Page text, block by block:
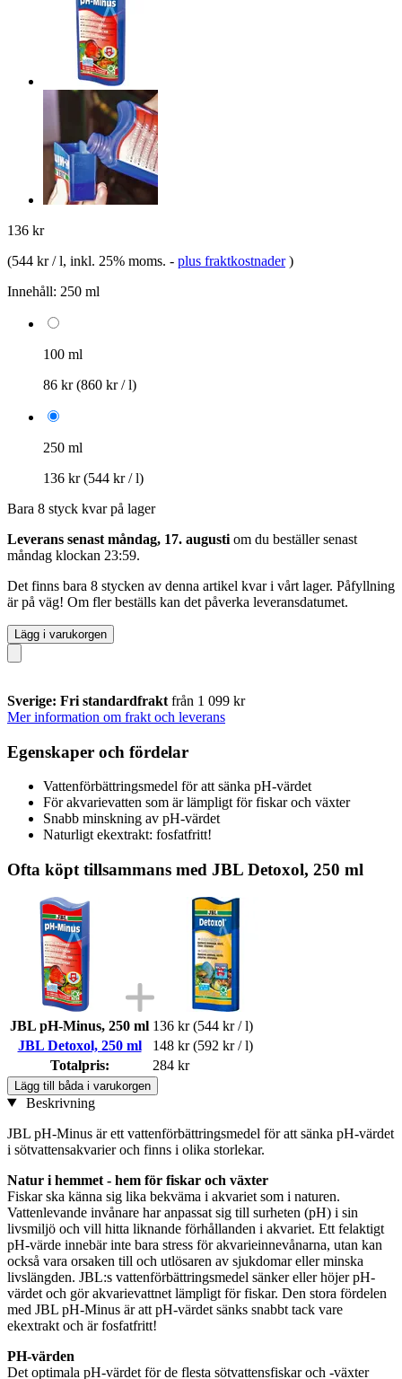
136 kr
(544 kr / l, inkl. 25% moms. - plus fraktkostnader )
Innehåll: 250 ml
100 ml
86 kr(860 kr / l)
250 ml
136 kr(544 kr / l)
Bara 8 styck kvar på lager
Leverans senast måndag, 17. augusti om du beställer senast
måndag klockan 23:59.
Det finns bara 8 stycken av denna artikel kvar i vårt lager. Påfyllning
är på väg! Om fler beställs kan det påverka leveransdatumet.
Lägg i varukorgen
Sverige: Fri standardfrakt från 1 099 kr
Mer information om frakt och leverans
Egenskaper och fördelar
Vattenförbättringsmedel för att sänka pH-värdet
För akvarievatten som är lämpligt för fiskar och växter
Snabb minskning av pH-värdet
Naturligt ekextrakt: fosfatfritt!
Ofta köpt tillsammans med JBL Detoxol, 250 ml
JBL pH-Minus, 250 ml 136 kr (544 kr / l)
JBL Detoxol, 250 ml
148 kr (592 kr / l)
Totalpris:
284 kr
Lägg till båda i varukorgen
Beskrivning
JBL pH-Minus är ett vattenförbättringsmedel för att sänka pH-värdet
i sötvattensakvarier och finns i olika storlekar.
Natur i hemmet - hem för fiskar och växter
Fiskar ska känna sig lika bekväma i akvariet som i naturen.
Vattenlevande invånare har anpassat sig till surheten (pH) i sin
livsmiljö och vill hitta liknande förhållanden i akvariet. Ett felaktigt
pH-värde innebär inte bara stress för akvarieinnevånarna, utan kan
också vara orsaken till och utlösaren av sjukdomar eller minska
livslängden. JBL:s vattenförbättringsmedel sänker eller höjer pH-
värdet och gör akvarievattnet lämpligt för fiskar. Den stora fördelen
med JBL pH-Minus är att pH-värdet sänks snabbt tack vare
ekextrakt och är fosfatfritt!
PH-värden
Det optimala pH-värdet för de flesta sötvattensfiskar och -växter